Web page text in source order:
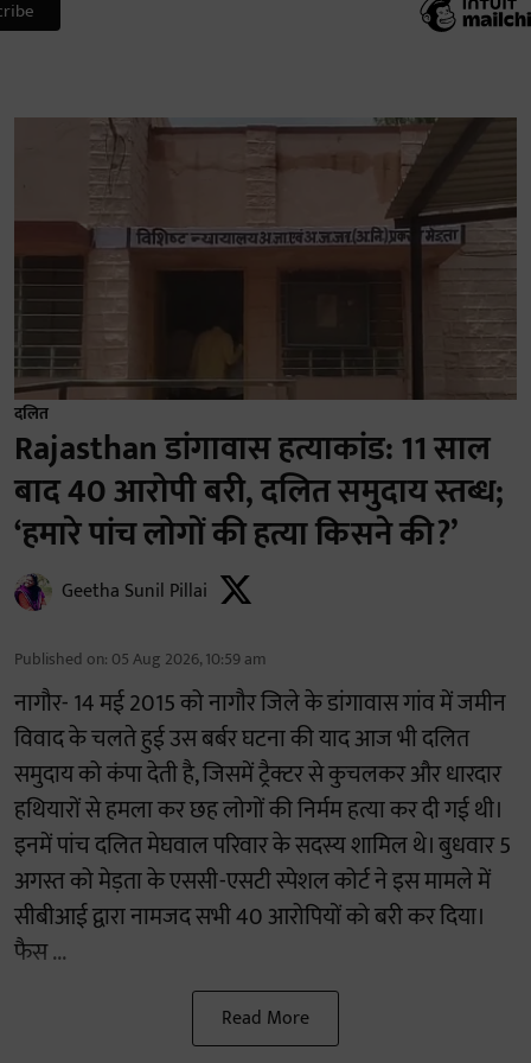
दलित
Rajasthan डांगावास हत्याकांड: 11 साल
बाद 40 आरोपी बरी, दलित समुदाय स्तब्ध;
‘हमारे पांच लोगों की हत्या किसने की?’
Geetha Sunil Pillai
Published on: 05 Aug 2026, 10:59 am
नागौर- 14 मई 2015 को नागौर जिले के डांगावास गांव में जमीन
विवाद के चलते हुई उस बर्बर घटना की याद आज भी दलित
समुदाय को कंपा देती है, जिसमें ट्रैक्टर से कुचलकर और धारदार
हथियारों से हमला कर छह लोगों की निर्मम हत्या कर दी गई थी।
इनमें पांच दलित मेघवाल परिवार के सदस्य शामिल थे। बुधवार 5
अगस्त को मेड़ता के एससी-एसटी स्पेशल कोर्ट ने इस मामले में
सीबीआई द्वारा नामजद सभी 40 आरोपियों को बरी कर दिया।
फैस ...
Read More